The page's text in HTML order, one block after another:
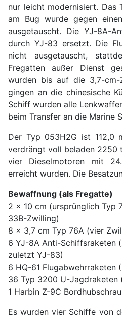
nur leicht modernisiert. Das
am Bug wurde gegen
ausgetauscht. Die YJ-8A-
durch YJ-83 ersetzt. Die
nicht ausgetauscht,
Fregatten außer Dienst
wurden bis auf die 3,7-
gingen an die chinesische
Schiff wurden alle
beim Transfer an die Marine
Der Typ 053H2G ist 112,0
verdrängt voll beladen 2250
vier Dieselmotoren mit
erreicht wurden. Die
Bewaffnung (als Fregatte)
2 x 10 cm (ursprünglich Typ
33B-Zwilling)
8 x 3,7 cm Typ 76A (vier
6 YJ-8A Anti-Schiffsraketen
zuletzt YJ-83)
6 HQ-61 Flugabwehrraketen
36 Typ 3200 U-Jagdraketen
1 Harbin Z-9C
Es wurden vier Schiffe von